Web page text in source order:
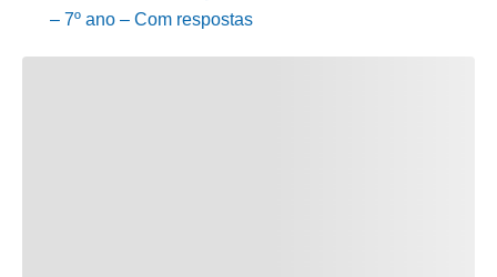
– 7º ano – Com respostas